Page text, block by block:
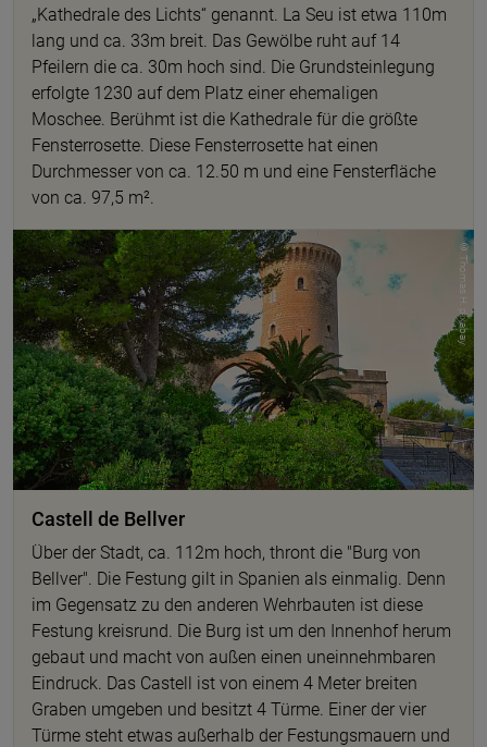
„Kathedrale des Lichts“ genannt. La Seu ist etwa 110m
lang und ca. 33m breit. Das Gewölbe ruht auf 14
Pfeilern die ca. 30m hoch sind. Die Grundsteinlegung
erfolgte 1230 auf dem Platz einer ehemaligen
Moschee. Berühmt ist die Kathedrale für die größte
Fensterrosette. Diese Fensterrosette hat einen
Durchmesser von ca. 12.50 m und eine Fensterfläche
von ca. 97,5 m².
© Thomas H. pixabay
Castell de Bellver
Über der Stadt, ca. 112m hoch, thront die "Burg von
Bellver". Die Festung gilt in Spanien als einmalig. Denn
im Gegensatz zu den anderen Wehrbauten ist diese
Festung kreisrund. Die Burg ist um den Innenhof herum
gebaut und macht von außen einen uneinnehmbaren
Eindruck. Das Castell ist von einem 4 Meter breiten
Graben umgeben und besitzt 4 Türme. Einer der vier
Türme steht etwas außerhalb der Festungsmauern und